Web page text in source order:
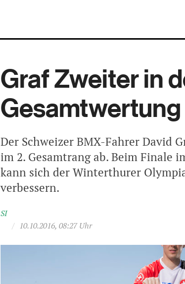
Graf Zweiter in
Gesamtwertung
Der Schweizer BMX-Fahrer David
im 2. Gesamtrang ab. Beim Finale
kann sich der Winterthurer
verbessern.
SI
/ 10.10.2016, 08:27 Uhr